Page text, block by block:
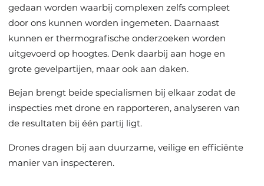
gedaan worden waarbij complexen zelfs compleet
door ons kunnen worden ingemeten. Daarnaast
kunnen er thermografische onderzoeken worden
uitgevoerd op hoogtes. Denk daarbij aan hoge en
grote gevelpartijen, maar ook aan daken.
Bejan brengt beide specialismen bij elkaar zodat de
inspecties met drone en rapporteren, analyseren van
de resultaten bij één partij ligt.
Drones dragen bij aan duurzame, veilige en efficiënte
manier van inspecteren.